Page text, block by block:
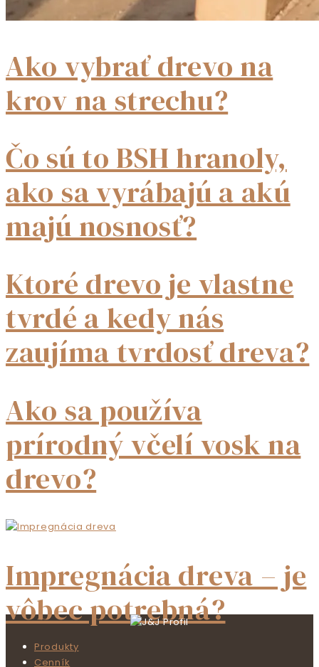
Ako vybrať drevo na
krov na strechu?
Čo sú to BSH hranoly,
ako sa vyrábajú a akú
majú nosnosť?
Ktoré drevo je vlastne
tvrdé a kedy nás
zaujíma tvrdosť dreva?
Ako sa používa
prírodný včelí vosk na
drevo?
Impregnácia dreva – je
vôbec potrebná?
Produkty
Cenník